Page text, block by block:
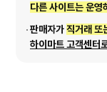
다른 사이트는 운영
판매자가직거래 또
하이마트 고객센터